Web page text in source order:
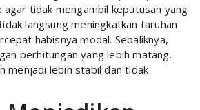
tidak mengambil keputusan yang
langsung meningkatkan taruhan
habisnya modal. Sebaliknya,
perhitungan yang lebih matang.
menjadi lebih stabil dan tidak